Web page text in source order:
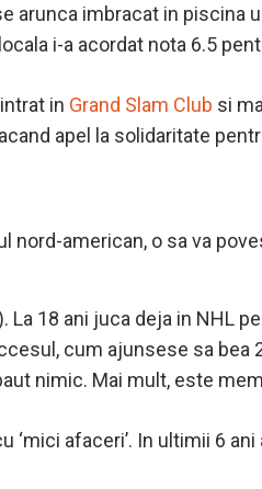
arunca imbracat in piscina
i-a acordat nota 6.5
in Grand Slam Club si
apel la solidaritate
nord-american, o sa va
La 18 ani juca deja in NHL
cum ajunsese sa bea
nimic. Mai mult, este
‘mici afaceri’. In ultimii 6